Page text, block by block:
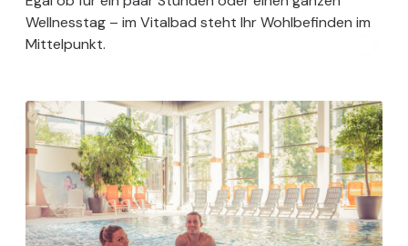
Wellnesstag – im Vitalbad steht Ihr Wohlbefinden im
Mittelpunkt.